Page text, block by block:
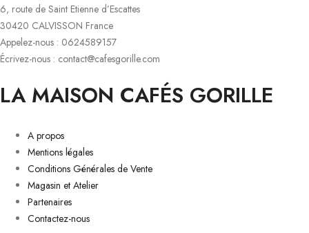
6, route de Saint Etienne d’Escattes
30420 CALVISSON France
Appelez-nous : 0624589157
Écrivez-nous : contact@cafesgorille.com
LA MAISON CAFÉS GORILLE
A propos
Mentions légales
Conditions Générales de Vente
Magasin et Atelier
Partenaires
Contactez-nous